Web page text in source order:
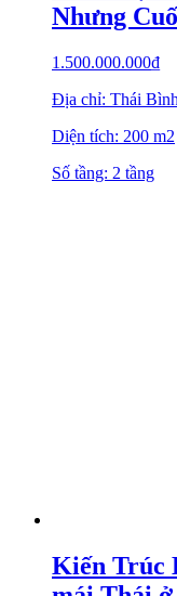
Nhưng
1.500.000.000₫
Địa chỉ: Thái Bình
Diện tích: 200 m2
Số tầng: 2 tầng
Kiến Trúc